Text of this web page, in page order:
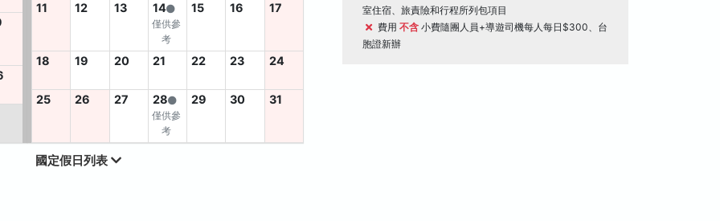
11 12 13 14
僅供參
考
15 16 17
18 19 20 21 22 23 24
25 26 27 28
僅供參
考
29 30 31
國定假日列表
室住宿、旅責險和行程所列包項目
費用 不含 小費隨團人員+導遊司機每人每日$300、台
胞證新辦